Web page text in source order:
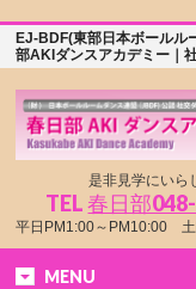
EJ-BDF(東部日本ボール
部AKIダンスアカデミー｜
是非見学にいら
TEL春日部
平日PM1:00～PM10:00 土
MENU